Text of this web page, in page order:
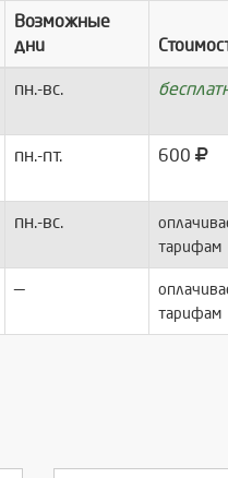
Возможные
дни
пн.-вс.
пн.-пт. 600
пн.-вс.
тарифам
—
тарифам